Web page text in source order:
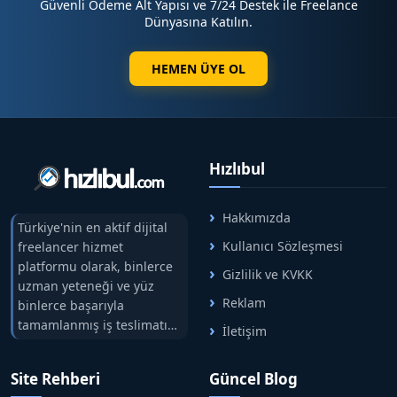
✅ PR – Dijital Basın Çalışmaları
✅ SEO Odaklı Backlink Hizmetleri
✅ Marka & Kurumsal İmaj Yönetimi
hizmetlerinde hızlı, güvenilir ve sonuç odaklı şekilde
Güvenli Ödeme Alt Yapısı ve 7/24 Destek ile Freelance
Dünyasına Katılın.
HEMEN ÜYE OL
Türkiye'nin en aktif dijital
freelancer hizmet
platformu olarak, binlerce
uzman yeteneği ve yüz
binlerce başarıyla
tamamlanmış iş teslimatını
tek çatıda buluşturuyoruz.
arasındaki süreci risksiz
Hızlıbul
Hakkımızda
Kullanıcı Sözleşmesi
Gizlilik ve KVKK
Reklam
İletişim
Site Rehberi Güncel Blog